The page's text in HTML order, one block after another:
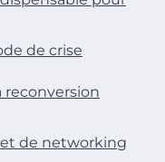
de crise
et de networking